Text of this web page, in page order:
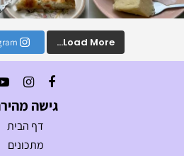
Load More...
גישה
דף הבית
מתכונים